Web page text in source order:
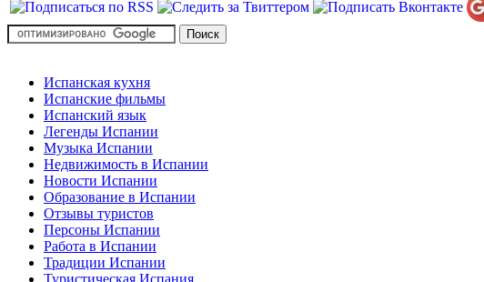
Испанская кухня
Испанские фильмы
Испанский язык
Легенды Испании
Музыка Испании
Недвижимость в Испании
Новости Испании
Образование в Испании
Отзывы туристов
Персоны Испании
Работа в Испании
Традиции Испании